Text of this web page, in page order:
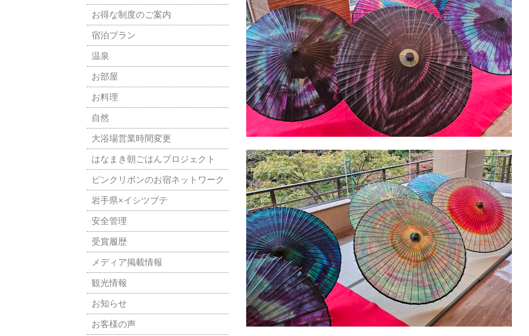
お得な制度のご案内
宿泊プラン
温泉
お部屋
お料理
自然
大浴場営業時間変更
はなまき朝ごはんプロジェクト
ピンクリボンのお宿ネットワーク
岩手県×イシツブテ
安全管理
受賞履歴
メディア掲載情報
観光情報
お知らせ
お客様の声